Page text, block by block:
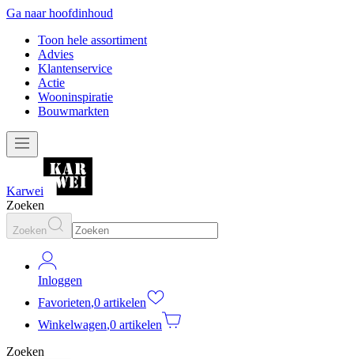
Ga naar hoofdinhoud
Toon hele assortiment
Advies
Klantenservice
Actie
Wooninspiratie
Bouwmarkten
Karwei
Zoeken
Zoeken
Inloggen
Favorieten,0 artikelen
Winkelwagen,0 artikelen
Zoeken